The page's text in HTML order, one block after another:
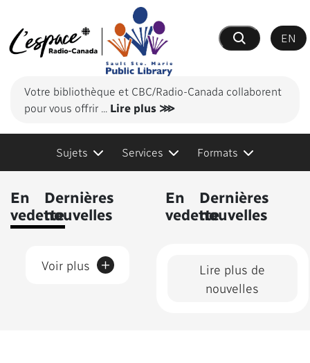
Recherche
EN
Votre bibliothèque et CBC/Radio-Canada collaborent
pour vous offrir ... Lire plus ⋙
Sujets Services Formats
En
vedette
Dernières
nouvelles
Lire plus de
nouvelles
En
vedette
Dernières
nouvelles
Voir plus +